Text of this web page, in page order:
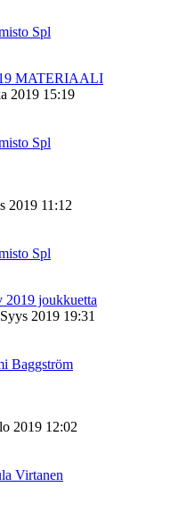
Spl
MATERIAALI
2019 15:19
Spl
2019 11:12
Spl
2019 joukkuetta
2019 19:31
Baggström
2019 12:02
Virtanen